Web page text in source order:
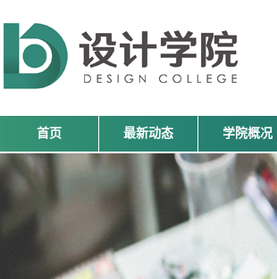
首页 最新动态 学院概况